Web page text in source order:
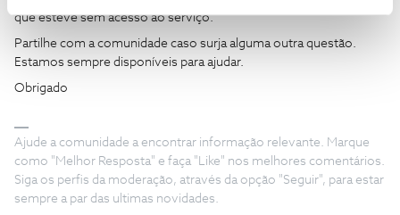
que esteve sem acesso ao serviço.
Partilhe com a comunidade caso surja alguma outra questão.
Estamos sempre disponíveis para ajudar.
Obrigado
Ajude a comunidade a encontrar informação relevante. Marque
como "Melhor Resposta" e faça "Like" nos melhores comentários.
Siga os perfis da moderação, através da opção "Seguir", para estar
sempre a par das ultimas novidades.